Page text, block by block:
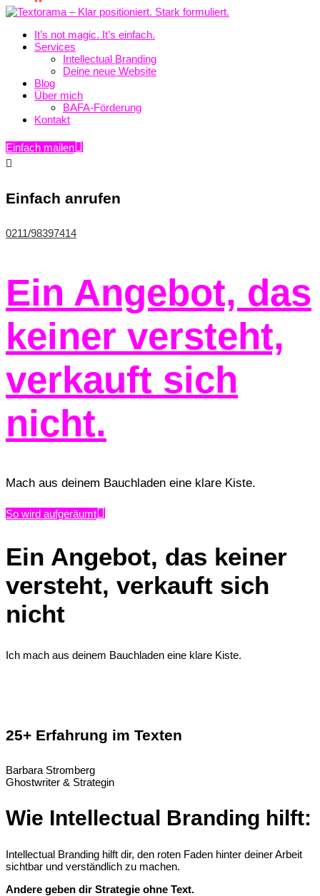
It’s not magic. It’s einfach.
Services
Intellectual Branding
Deine neue Website
Blog
Über mich
BAFA-Förderung
Kontakt
Einfach mailen

Einfach anrufen
0211/98397414
Ein Angebot, das
keiner versteht,
verkauft sich
nicht.
Mach aus deinem Bauchladen eine klare Kiste.
So wird aufgeräumt
Ein Angebot, das keiner
versteht, verkauft sich
nicht
Ich mach aus deinem Bauchladen eine klare Kiste.
25+ Erfahrung im Texten
Barbara Stromberg
Ghostwriter & Strategin
Wie Intellectual Branding hilft:
Intellectual Branding hilft dir, den roten Faden hinter deiner Arbeit
sichtbar und verständlich zu machen.
Andere geben dir Strategie ohne Text.